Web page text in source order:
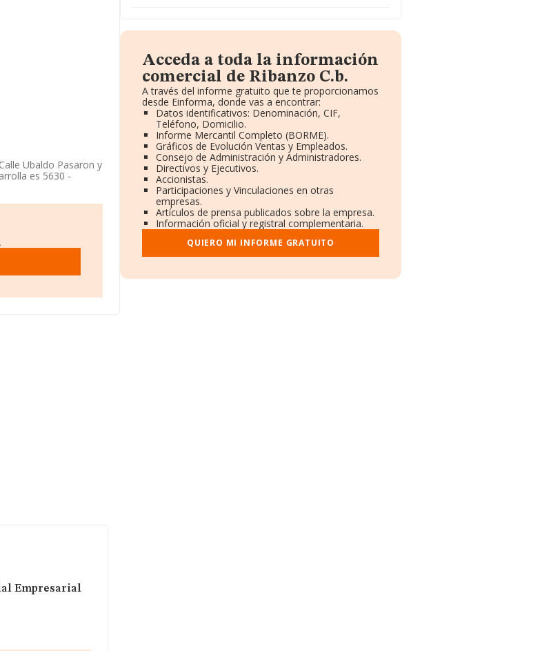
Ubaldo Pasaron y
es 5630 -
Acceda a toda la información
comercial de Ribanzo C.b.
A través del informe gratuito que te proporcionamos
desde Einforma, donde vas a encontrar:
Datos identificativos: Denominación, CIF,
Teléfono, Domicilio.
Informe Mercantil Completo (BORME).
Gráficos de Evolución Ventas y Empleados.
Consejo de Administración y Administradores.
Directivos y Ejecutivos.
Accionistas.
Participaciones y Vinculaciones en otras
empresas.
Artículos de prensa publicados sobre la empresa.
Información oficial y registral complementaria.
QUIERO MI INFORME GRATUITO
Empresarial